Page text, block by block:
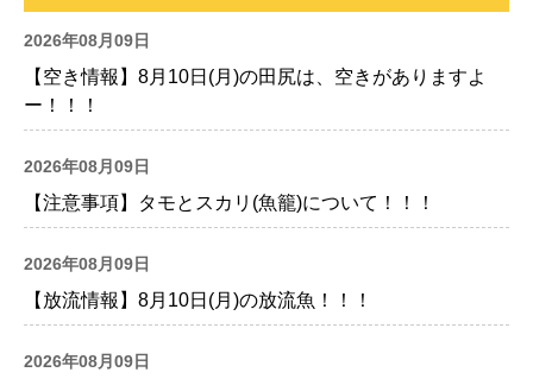
2026年08月09日
【空き情報】8月10日(月)の田尻は、空きがありますよ
ー！！！
2026年08月09日
【注意事項】タモとスカリ(魚籠)について！！！
2026年08月09日
【放流情報】8月10日(月)の放流魚！！！
2026年08月09日